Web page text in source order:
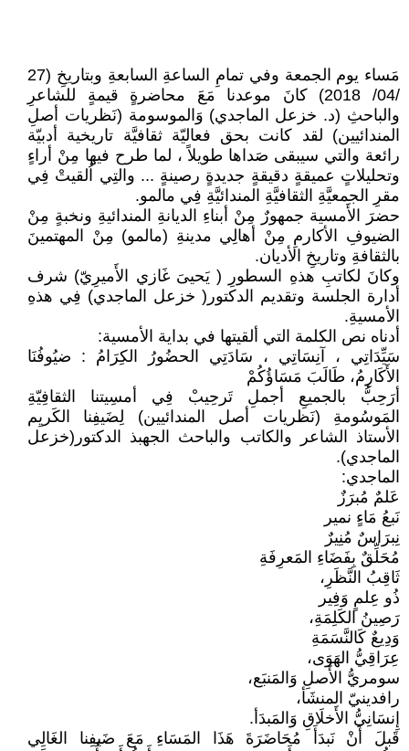
مَساء يوم الجمعة وفي تمامِ الساعةِ السابعةِ وبتاريخِ (27
/04/ 2018) كانَ موعدنا مَعَ محاضرةٍ قيمةٍ للشاعرِ
والباحثِ (د. خزعل الماجدي) وَالموسومة (نَظريات أصلِ
المندائيين) لقد كانت بحق فعاليّة ثقافيَّة تاريخية أدبيّة
رائعة والتي سيبقى صَداها طويلاً ، لما طرح فيها مِنْ أراءٍ
وتحليلاتٍ عميقةٍ دقيقةٍ جديدةٍ رصينةٍ ... والتِي اُلقيتْ فِي
مقرِ الجمعيَّةِ الثقافيَّةِ المندائيَّةِ فِي مالمو.
حضرَ الأَمسية جمهورٌ مِنْ أبناءِ الديانةِ المندائيةِ ونخبةٍ مِنْ
الضيوفِ الأكارمِ مِنْ أهالِي مدينةِ (مالمو) مِنْ المهتمينَ
بالثقافةِ وتاريخِ الأديان.
وكانَ لكاتبِ هذهِ السطورِ ( يَحيىَ غَازي الأَميرِيّ) شرف
أدارة الجلسة وتقديم الدكتور( خزعل الماجدي) فِي هذهِ
الأمسيةِ.
أدناه نص الكلمة التي ألقيتها في بداية الأمسية:
سَيِّدَاتِي ، آنِسَاتِي ، سَادَتِي الحضُورُ الكِرَامُ : ضيُوفُنَا
الأَكَارِمُ، طَالَبَ مَسَاؤُكُمْ
أرَحِبُّ بالجميعِ أجملِ تَرحِيبْ فِي أمسِيتنا الثقافِيّةِ
المَوسُومةِ (نَظريات أصل المندائيين) لِضَيفِنا الكَريِم
الأستاذ الشاعر والكاتب والباحث الجهبذ الدكتور(خزعل
الماجدي).
الماجدي:
عَلمٌ مُبرَزٌ
نَبعُ مَاءٍ نمير
نِبرَاسٌ مُنِيرٌ
مُحَلِّقٌ بِفَضَاءِ المَعرِفَةِ
ثَاقِبُ النَّظَرِ،
ذُو عِلمٍ وَفِير
رَصِينُ الكَلِمَةِ،
وَدِيعٌ كَالنَّسَمَةِ
عِرَاقِيُّ الهَوَى،
سومريُّ الأَصلِ وَالمَنبَع،
رافدينيّ المنشَأ،
إِنسَانِيُّ الأَخلَاقِ وَالمَبدَأ.
قَبلَ أَنْ نَبدَأَ مُحَاضَرَةَ هَذَا المَسَاءِ مَعَ ضَيفِنا الغَالِي